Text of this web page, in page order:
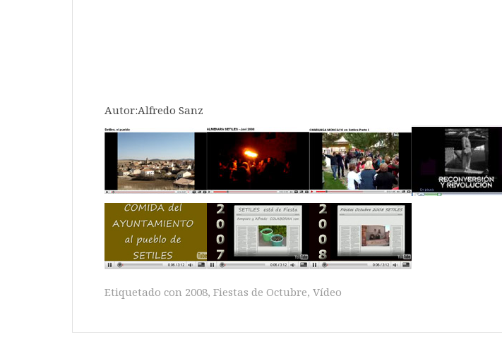
Autor:Alfredo Sanz
Etiquetado con 2008, Fiestas de Octubre, Vídeo